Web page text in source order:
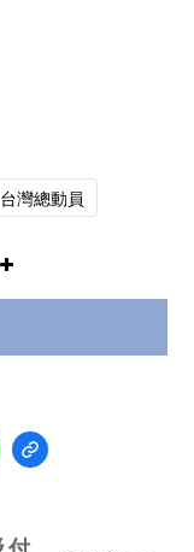
台灣總動員